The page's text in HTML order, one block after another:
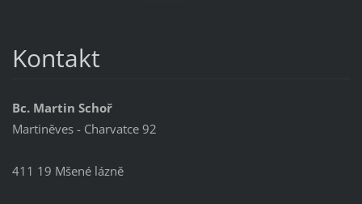
Kontakt
Bc. Martin Schoř
Martiněves - Charvatce 92
411 19 Mšené lázně